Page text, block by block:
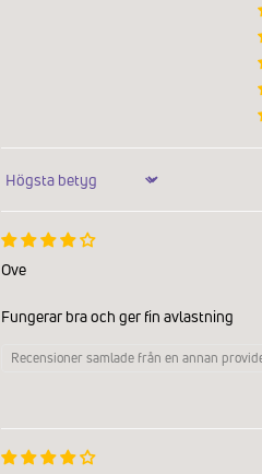
Sort by
Ove
Fungerar bra och ger fin avlastning
Recensioner samlade från en annan